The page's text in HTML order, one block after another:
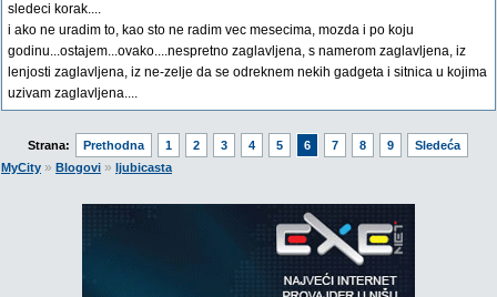
sledeci korak....
i ako ne uradim to, kao sto ne radim vec mesecima, mozda i po koju
godinu...ostajem...ovako....nespretno zaglavljena, s namerom zaglavljena, iz
lenjosti zaglavljena, iz ne-zelje da se odreknem nekih gadgeta i sitnica u kojima
uzivam zaglavljena....
Strana: Prethodna 1 2 3 4 5 6 7 8 9
Sledeća
MyCity » Blogovi » ljubicasta